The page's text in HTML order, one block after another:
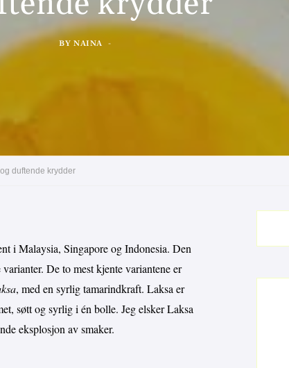
BY NAINA
duftende krydder
i Malaysia, Singapore og Indonesia. Den
De to mest kjente variantene er
, med en syrlig tamarindkraft. Laksa er
søtt og syrlig i én bolle. Jeg elsker Laksa
eksplosjon av smaker.